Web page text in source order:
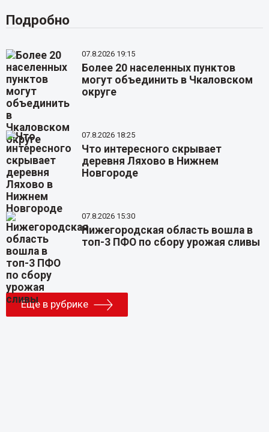
Подробно
07.8.2026 19:15
Более 20 населенных пунктов
могут объединить в Чкаловском
округе
07.8.2026 18:25
Что интересного скрывает
деревня Ляхово в Нижнем
Новгороде
07.8.2026 15:30
Нижегородская область вошла в
топ-3 ПФО по сбору урожая сливы
Еще в рубрике